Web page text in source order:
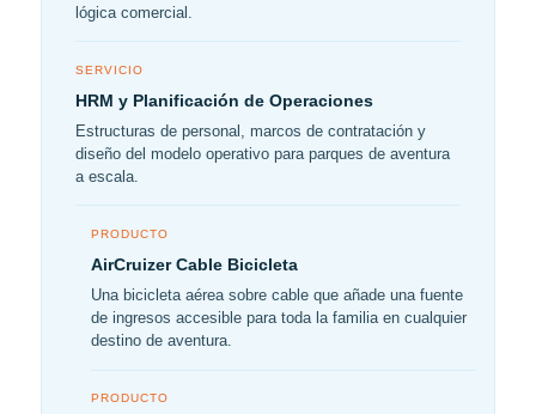
lógica comercial.
SERVICIO
HRM y Planificación de Operaciones
Estructuras de personal, marcos de contratación y
diseño del modelo operativo para parques de aventura
a escala.
PRODUCTO
AirCruizer Cable Bicicleta
Una bicicleta aérea sobre cable que añade una fuente
de ingresos accesible para toda la familia en cualquier
destino de aventura.
PRODUCTO